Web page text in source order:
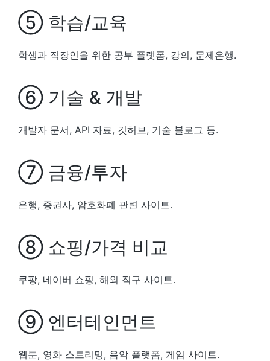
⑤ 학습/교육
학생과 직장인을 위한 공부 플랫폼, 강의, 문제은행.
⑥ 기술 & 개발
개발자 문서, API 자료, 깃허브, 기술 블로그 등.
⑦ 금융/투자
은행, 증권사, 암호화폐 관련 사이트.
⑧ 쇼핑/가격 비교
쿠팡, 네이버 쇼핑, 해외 직구 사이트.
⑨ 엔터테인먼트
웹툰, 영화 스트리밍, 음악 플랫폼, 게임 사이트.